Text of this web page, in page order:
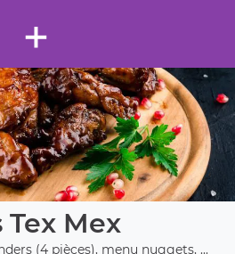
+
Tex Mex
(4 pièces), menu nuggets, ...